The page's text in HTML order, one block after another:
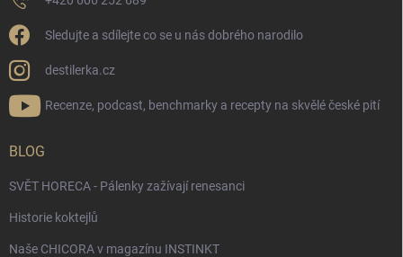
Sledujte a sdílejte co se u nás dobrého narodilo
destilerka.cz
Recenze, podcast, benchmarky a recepty na skvělé české pití
BLOG
SVĚT HORECA - Pálenky zažívají renesanci
Historie koktejlů
Naše CHICORA v magazínu INSTINKT